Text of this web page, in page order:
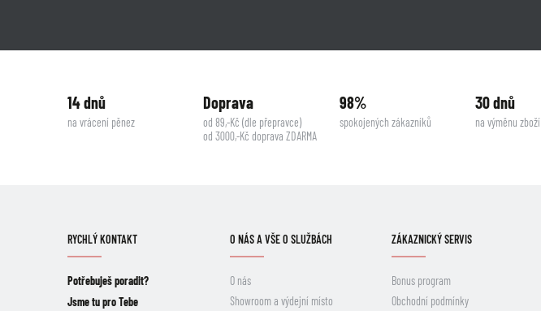
14 dnů
na vrácení pěnez
Doprava
od 89,-Kč (dle přepravce)
od 3000,-Kč doprava ZDARMA
98%
spokojených zákazníků
30 dnů
na výměnu zboží
RYCHLÝ KONTAKT
Potřebuješ poradit?
Jsme tu pro Tebe
O NÁS A VŠE O SLUŽBÁCH
O nás
Showroom a výdejní místo
ZÁKAZNICKÝ SERVIS
Bonus program
Obchodní podmínky